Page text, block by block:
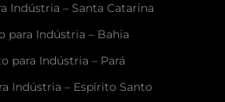
Indústria – Santa Catarina
para Indústria – Bahia
para Indústria – Pará
Indústria – Espírito Santo